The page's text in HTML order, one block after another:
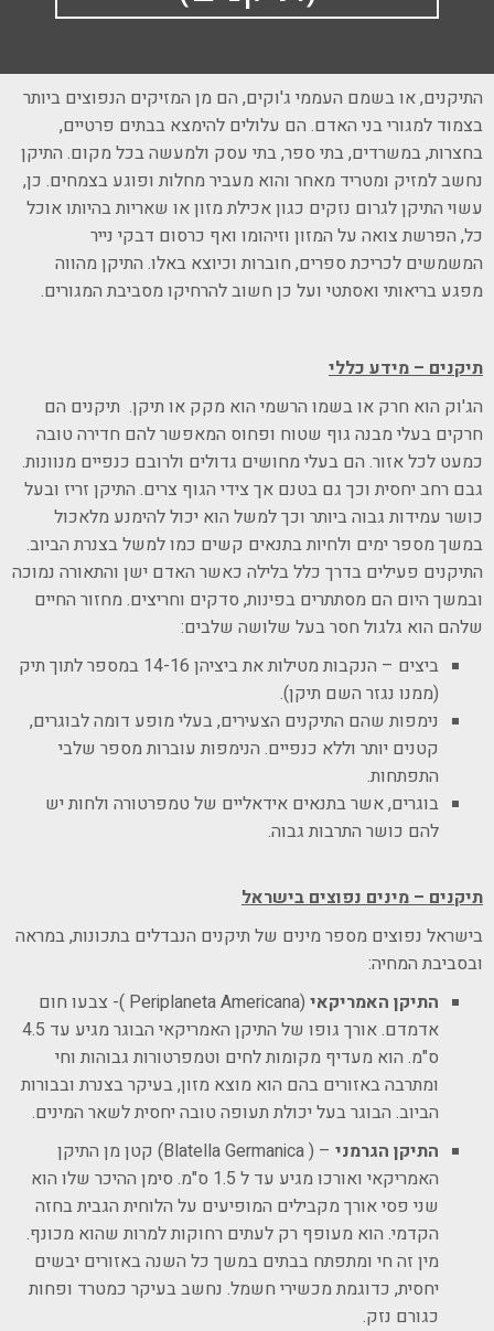
התיקנים, או בשמם העממי ג'וקים, הם מן המזיקים הנפוצים ביותר
בצמוד למגורי בני האדם. הם עלולים להימצא בבתים פרטיים,
בחצרות, במשרדים, בתי ספר, בתי עסק ולמעשה בכל מקום. התיקן
נחשב למזיק ומטריד מאחר והוא מעביר מחלות ופוגע בצמחים. כן,
עשוי התיקן לגרום נזקים כגון אכילת מזון או שאריות בהיותו אוכל
כל, הפרשת צואה על המזון וזיהומו ואף כרסום דבקי נייר
המשמשים לכריכת ספרים, חוברות וכיוצא באלו. התיקן מהווה
מפגע בריאותי ואסתטי ועל כן חשוב להרחיקו מסביבת המגורים.
תיקנים – מידע כללי
הג'וק הוא חרק או בשמו הרשמי הוא מקק או תיקן. תיקנים הם
חרקים בעלי מבנה גוף שטוח ופחוס המאפשר להם חדירה טובה
כמעט לכל אזור. הם בעלי מחושים גדולים ולרובם כנפיים מנוונות.
גבם רחב יחסית וכך גם בטנם אך צידי הגוף צרים. התיקן זריז ובעל
כושר עמידות גבוה ביותר וכך למשל הוא יכול להימנע מלאכול
במשך מספר ימים ולחיות בתנאים קשים כמו למשל בצנרת הביוב.
התיקנים פעילים בדרך כלל בלילה כאשר האדם ישן והתאורה נמוכה
ובמשך היום הם מסתתרים בפינות, סדקים וחריצים. מחזור החיים
שלהם הוא גלגול חסר בעל שלושה שלבים:
ביצים – הנקבות מטילות את ביציהן 14-16 במספר לתוך תיק
(ממנו נגזר השם תיקן).
נימפות שהם התיקנים הצעירים, בעלי מופע דומה לבוגרים,
קטנים יותר וללא כנפיים. הנימפות עוברות מספר שלבי
התפתחות.
בוגרים, אשר בתנאים אידאליים של טמפרטורה ולחות יש
להם כושר התרבות גבוה.
תיקנים – מינים נפוצים בישראל
בישראל נפוצים מספר מינים של תיקנים הנבדלים בתכונות, במראה
ובסביבת המחיה:
התיקן האמריקאי
(Periplaneta Americana )- צבעו חום
אדמדם. אורך גופו של התיקן האמריקאי הבוגר מגיע עד 4.5
ס"מ. הוא מעדיף מקומות לחים וטמפרטורות גבוהות וחי
ומתרבה באזורים בהם הוא מוצא מזון, בעיקר בצנרת ובבורות
הביוב. הבוגר בעל יכולת תעופה טובה יחסית לשאר המינים.
התיקן הגרמני
– ( Blatella Germanica) קטן מן התיקן
האמריקאי ואורכו מגיע עד ל 1.5 ס"מ. סימן ההיכר שלו הוא
שני פסי אורך מקבילים המופיעים על הלוחית הגבית בחזה
הקדמי. הוא מעופף רק לעתים רחוקות למרות שהוא מכונף.
מין זה חי ומתפתח בבתים במשך כל השנה באזורים יבשים
יחסית, כדוגמת מכשירי חשמל. נחשב בעיקר כמטרד ופחות
כגורם נזק.